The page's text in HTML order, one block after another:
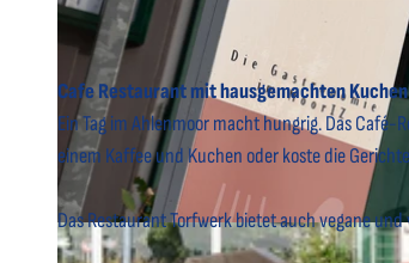
© Dahmke Photographie Kirk Dahmke | CC-BY-SA
Cafe Restaurant mit hausgemachten
Ein Tag im Ahlenmoor macht hungrig. Das
einem Kaffee und Kuchen oder koste die
Das Restaurant Torfwerk bietet auch vegane